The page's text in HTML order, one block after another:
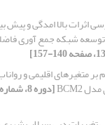
اثرات بالا امدگی و
توسعه شبکه جمع آوری
بر متغیرهای اقلیمی و